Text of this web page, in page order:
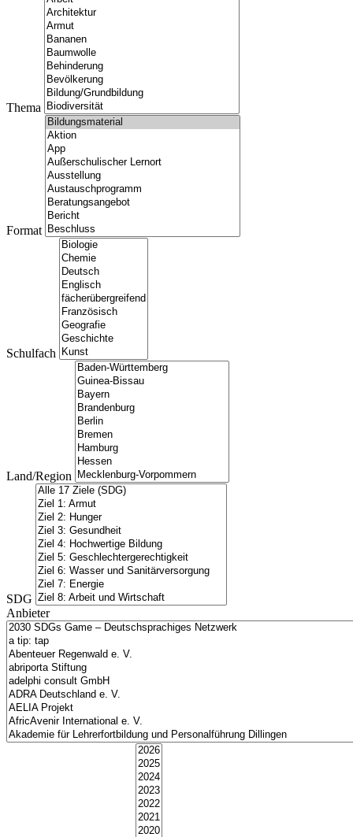
Thema
Format
Schulfach
Land/Region
SDG
Anbieter